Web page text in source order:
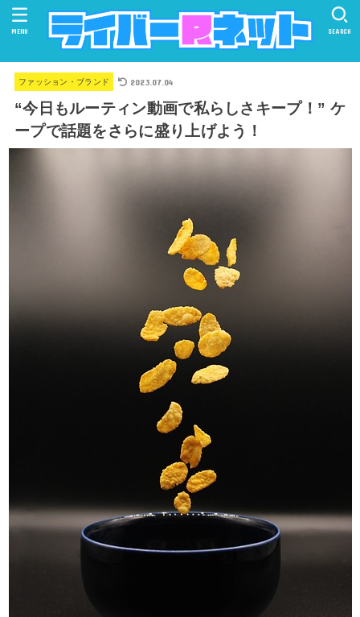
SEARCH
MENU
ファッション・ブランド 2023.07.04
“今日もルーティン動画で私らしさキープ！” ケ
ープで話題をさらに盛り上げよう！